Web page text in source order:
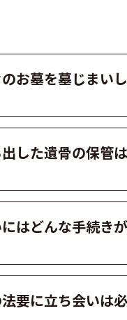
お墓を墓じまい
した遺骨の保管
はどんな手続き
要に立ち会いは